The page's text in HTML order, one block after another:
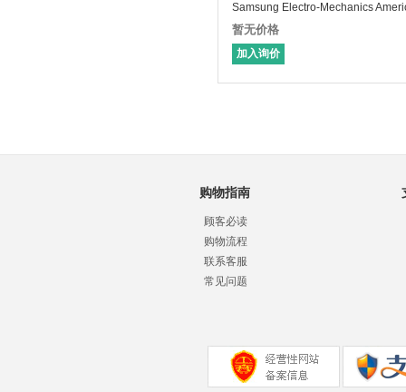
暂无价格
加入询价
购物指南
顾客必读
购物流程
联系客服
常见问题